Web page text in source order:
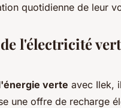
quotidienne de leur
l'électricité
verte avec Ilek,
une offre de recharge